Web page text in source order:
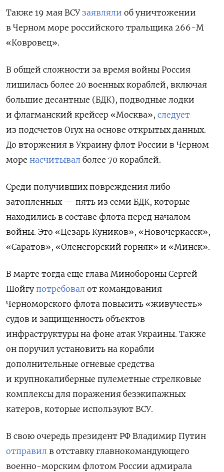
Также 19 мая ВСУ заявляли об уничтожении
в Черном море российского тральщика 266-М
«Ковровец».
В общей сложности за время войны Россия
лишилась более 20 военных кораблей, включая
большие десантные (БДК), подводные лодки
и флагманский крейсер «Москва», следует
из подсчетов Oryx на основе открытых данных.
До вторжения в Украину флот России в Черном
море насчитывал более 70 кораблей.
Среди получивших повреждения либо
затопленных — пять из семи БДК, которые
находились в составе флота перед началом
войны. Это «Цезарь Куников», «Новочеркасск»,
«Саратов», «Оленегорский горняк» и «Минск».
В марте тогда еще глава Минобороны Сергей
Шойгу потребовал от командования
Черноморского флота повысить «живучесть»
судов и защищенность объектов
инфраструктуры на фоне атак Украины. Также
он поручил установить на корабли
дополнительные огневые средства
и крупнокалиберные пулеметные стрелковые
комплексы для поражения безэкипажных
катеров, которые используют ВСУ.
В свою очередь президент РФ Владимир Путин
отправил в отставку главнокомандующего
военно-морским флотом России адмирала